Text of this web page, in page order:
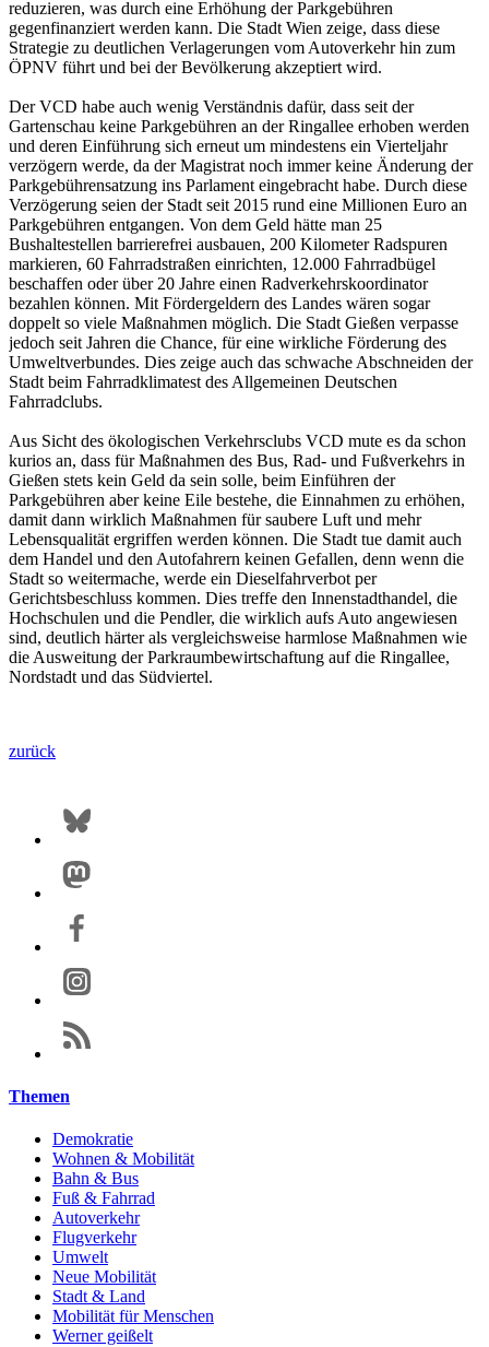
reduzieren, was durch eine Erhöhung der Parkgebühren
gegenfinanziert werden kann. Die Stadt Wien zeige, dass diese
Strategie zu deutlichen Verlagerungen vom Autoverkehr hin zum
ÖPNV führt und bei der Bevölkerung akzeptiert wird.
Der VCD habe auch wenig Verständnis dafür, dass seit der
Gartenschau keine Parkgebühren an der Ringallee erhoben werden
und deren Einführung sich erneut um mindestens ein Vierteljahr
verzögern werde, da der Magistrat noch immer keine Änderung der
Parkgebührensatzung ins Parlament eingebracht habe. Durch diese
Verzögerung seien der Stadt seit 2015 rund eine Millionen Euro an
Parkgebühren entgangen. Von dem Geld hätte man 25
Bushaltestellen barrierefrei ausbauen, 200 Kilometer Radspuren
markieren, 60 Fahrradstraßen einrichten, 12.000 Fahrradbügel
beschaffen oder über 20 Jahre einen Radverkehrskoordinator
bezahlen können. Mit Fördergeldern des Landes wären sogar
doppelt so viele Maßnahmen möglich. Die Stadt Gießen verpasse
jedoch seit Jahren die Chance, für eine wirkliche Förderung des
Umweltverbundes. Dies zeige auch das schwache Abschneiden der
Stadt beim Fahrradklimatest des Allgemeinen Deutschen
Fahrradclubs.
Aus Sicht des ökologischen Verkehrsclubs VCD mute es da schon
kurios an, dass für Maßnahmen des Bus, Rad- und Fußverkehrs in
Gießen stets kein Geld da sein solle, beim Einführen der
Parkgebühren aber keine Eile bestehe, die Einnahmen zu erhöhen,
damit dann wirklich Maßnahmen für saubere Luft und mehr
Lebensqualität ergriffen werden können. Die Stadt tue damit auch
dem Handel und den Autofahrern keinen Gefallen, denn wenn die
Stadt so weitermache, werde ein Dieselfahrverbot per
Gerichtsbeschluss kommen. Dies treffe den Innenstadthandel, die
Hochschulen und die Pendler, die wirklich aufs Auto angewiesen
sind, deutlich härter als vergleichsweise harmlose Maßnahmen wie
die Ausweitung der Parkraumbewirtschaftung auf die Ringallee,
Nordstadt und das Südviertel.
zurück
Themen
Demokratie
Wohnen & Mobilität
Bahn & Bus
Fuß & Fahrrad
Autoverkehr
Flugverkehr
Umwelt
Neue Mobilität
Stadt & Land
Mobilität für Menschen
Werner geißelt